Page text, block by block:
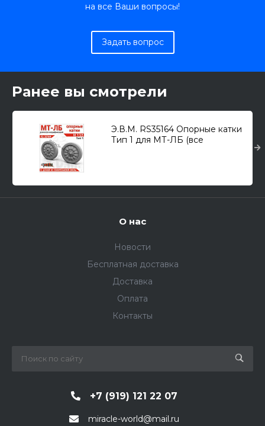
на все Ваши вопросы!
Задать вопрос
Ранее вы смотрели
Э.В.М. RS35164 Опорные катки
Тип 1 для МТ-ЛБ (все
О нас
Новости
Бесплатная доставка
Доставка
Оплата
Контакты
+7 (919) 121 22 07
miracle-world@mail.ru